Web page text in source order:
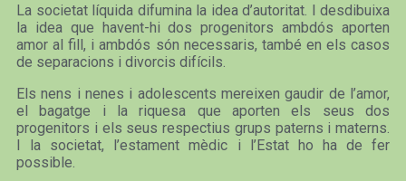
La societat líquida difumina la idea d’autoritat. I desdibuixa
la idea que havent-hi dos progenitors ambdós aporten
amor al fill, i ambdós són necessaris, també en els casos
de separacions i divorcis difícils.
Els nens i nenes i adolescents mereixen gaudir de l’amor,
el bagatge i la riquesa que aporten els seus dos
progenitors i els seus respectius grups paterns i materns.
I la societat, l’estament mèdic i l’Estat ho ha de fer
possible.